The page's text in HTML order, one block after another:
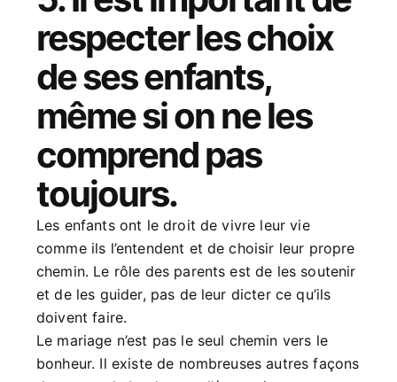
respecter les choix
de ses enfants,
même si on ne les
comprend pas
toujours.
Les enfants ont le droit de vivre leur vie
comme ils l’entendent et de choisir leur propre
chemin. Le rôle des parents est de les soutenir
et de les guider, pas de leur dicter ce qu’ils
doivent faire.
Le mariage n’est pas le seul chemin vers le
bonheur. Il existe de nombreuses autres façons